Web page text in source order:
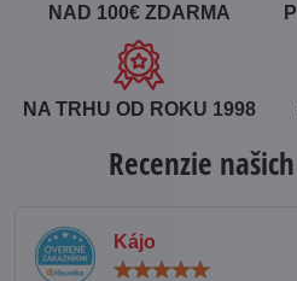
NAD 100€ ZDARMA
NA TRHU OD ROKU 1998
Recenzie
Kájo